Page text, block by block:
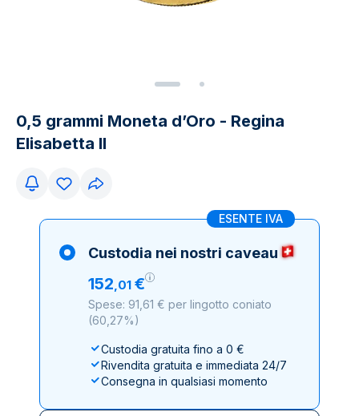
0,5 grammi Moneta d’Oro - Regina
Elisabetta II
ESENTE IVA
Custodia nei nostri caveau
152,01 €
Spese: 91,61 € per lingotto coniato
(60,27%)
Custodia gratuita fino a 0 €
Rivendita gratuita e immediata 24/7
Consegna in qualsiasi momento